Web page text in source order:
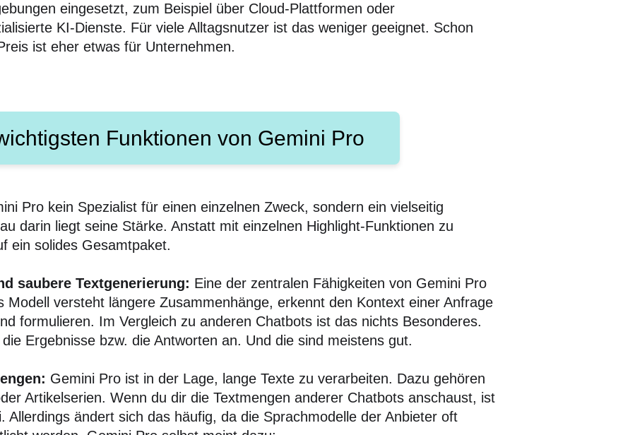
eingesetzt, zum Beispiel über Cloud-Plattformen oder
KI-Dienste. Für viele Alltagsnutzer ist das weniger geeignet. Schon
ist eher etwas für Unternehmen.
Funktionen von Gemini Pro
Pro kein Spezialist für einen einzelnen Zweck, sondern ein vielseitig
darin liegt seine Stärke. Anstatt mit einzelnen Highlight-Funktionen zu
ein solides Gesamtpaket.
saubere Textgenerierung: Eine der zentralen Fähigkeiten von Gemini Pro
Modell versteht längere Zusammenhänge, erkennt den Kontext einer Anfrage
formulieren. Im Vergleich zu anderen Chatbots ist das nichts Besonderes.
Ergebnisse bzw. die Antworten an. Und die sind meistens gut.
Gemini Pro ist in der Lage, lange Texte zu verarbeiten. Dazu gehören
Artikelserien. Wenn du dir die Textmengen anderer Chatbots anschaust, ist
Allerdings ändert sich das häufig, da die Sprachmodelle der Anbieter oft